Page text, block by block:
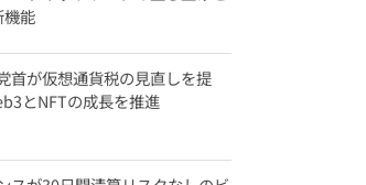
機能
首が仮想通貨税の見直しを提
とNFTの成長を推進